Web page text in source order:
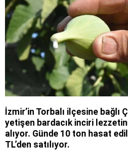
İzmir’in Torbalı ilçesine bağlı
yetişen bardacık inciri
alıyor. Günde 10 ton hasat
TL’den satılıyor.